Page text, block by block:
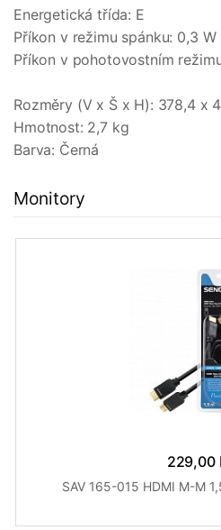
Energetická třída: E
Příkon v režimu spánku: 0,3 W
Příkon v pohotovostním
Rozměry (V x Š x H): 378,4 x
Hmotnost: 2,7 kg
Barva: Černá
Monitory
229,00
SAV 165-015 HDMI M-M